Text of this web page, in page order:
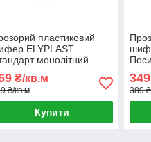
пластиковий
ELYPLAST
монолітний
₴/кв.м
₴/кв.м
Купити
349
389